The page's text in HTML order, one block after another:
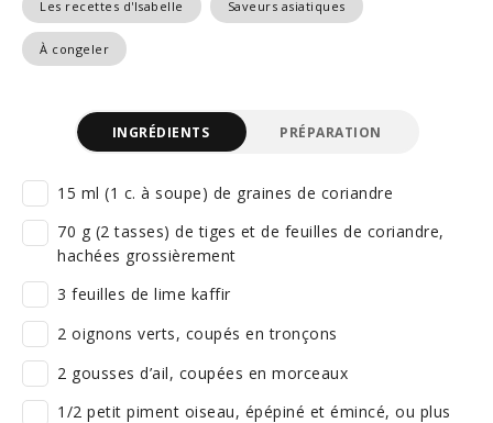
Les recettes d'Isabelle Saveurs asiatiques
À congeler
INGRÉDIENTS PRÉPARATION
15 ml (1 c. à soupe) de graines de coriandre
70 g (2 tasses) de tiges et de feuilles de coriandre,
hachées grossièrement
3 feuilles de lime kaffir
2 oignons verts, coupés en tronçons
2 gousses d’ail, coupées en morceaux
1/2 petit piment oiseau, épépiné et émincé, ou plus